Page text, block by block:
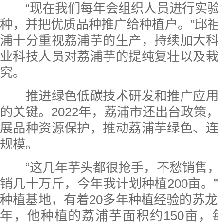
“现在我们每年会组织人员进行实
种，并把优质品种推广给种植户。”邱
浦十分重视荔浦芋的生产，持续加大
业科技人员对荔浦芋的提纯复壮以及
究。
推进绿色低碳技术研发和推广应用
的关键。2022年，荔浦市还出台政策
展品种资源保护，推动荔浦芋绿色、
规模。
“这几年芋头都很抢手，不愁销售
销几十万斤，今年我计划种植200亩。
种植基地，有着20多年种植经验的苏
年，他种植的荔浦芋面积约150亩，